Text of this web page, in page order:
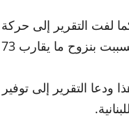
لفت التقرير إلى حركة
بنزوح ما يقارب 173 ألف شخص، ما أدى إلى تعطيل الخدمات.
ودعا التقرير إلى